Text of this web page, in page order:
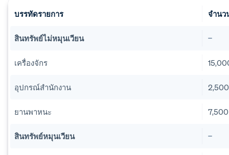
บรรทัดรายการ จำนว
สินทรัพย์ไม่หมุนเวียน
เครื่องจักร
อุปกรณ์สำนักงาน 2,500
ยานพาหนะ 7,500
สินทรัพย์หมุนเวียน